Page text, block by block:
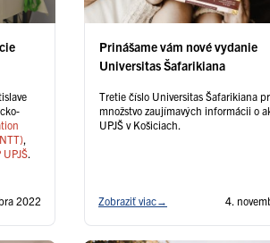
,
.
2022
Prinášame vám nové vydanie
Universitas Šafarikiana
Tretie číslo Universitas Šafarikiana
množstvo zaujímavých informácii o
UPJŠ v Košiciach.
Zobraziť viac→ 4.